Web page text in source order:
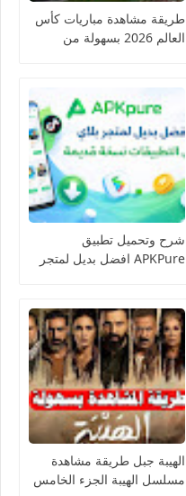
طريقة مشاهدة مباريات كأس
العالم 2026 بسهولة من
شرح وتحميل تطبيق
APKPure افضل بديل لمتجر
الهيبة جبل طريقة مشاهدة
مسلسل الهيبة الجزء الخامس